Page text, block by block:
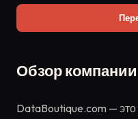
Обзор компании
DataBoutique.com —